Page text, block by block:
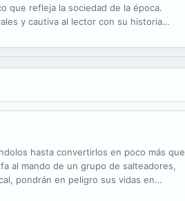
que refleja la sociedad de la época.
y cautiva al lector con su historia
hasta convertirlos en poco más que
al mando de un grupo de salteadores,
pondrán en peligro sus vidas en